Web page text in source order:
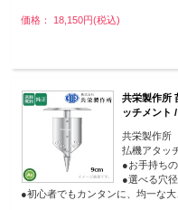
価格： 18,150円(税込)
共栄製作所
ッチメント
共栄製作
払機アタッ
●お手持ち
●選べる穴
●初心者でもカンタンに、均一な大